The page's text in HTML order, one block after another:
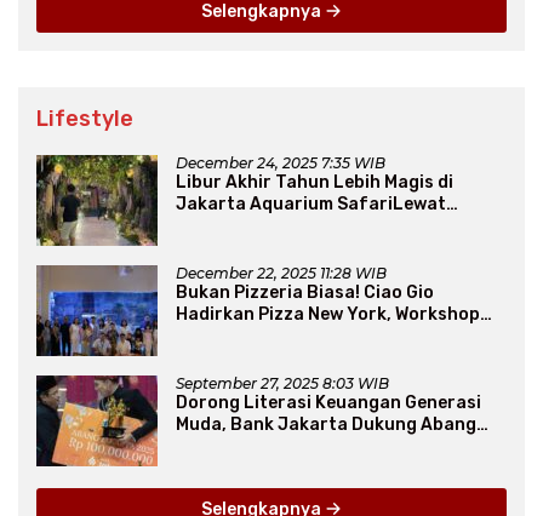
Selengkapnya
Lifestyle
December 24, 2025 7:35 WIB
Libur Akhir Tahun Lebih Magis di
Jakarta Aquarium SafariLewat
December 22, 2025 11:28 WIB
Bukan Pizzeria Biasa! Ciao Gio
Hadirkan Pizza New York, Workshop
September 27, 2025 8:03 WIB
Dorong Literasi Keuangan Generasi
Muda, Bank Jakarta Dukung Abang
Selengkapnya